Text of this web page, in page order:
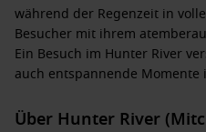
während der Regenzeit in
Besucher mit ihrem
Ein Besuch im Hunter River
auch entspannende Momente
Über Hunter River